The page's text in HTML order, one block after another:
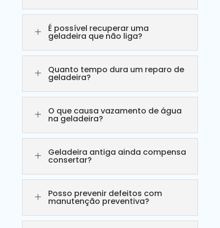
L É possível recuperar uma
geladeira que não liga?
L Quanto tempo dura um reparo de
geladeira?
L O que causa vazamento de água
na geladeira?
L Geladeira antiga ainda compensa
consertar?
L Posso prevenir defeitos com
manutenção preventiva?